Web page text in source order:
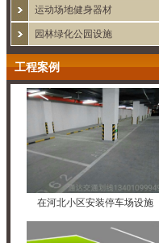
运动场地健身器材
园林绿化公园设施
工程案例
在河北小区安装停车场设施